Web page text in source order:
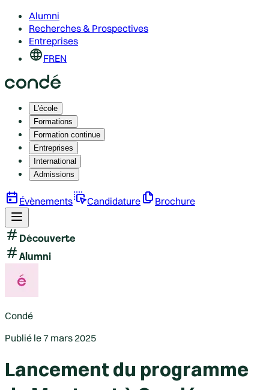
Alumni
Recherches & Prospectives
Entreprises
FREN
L'école
Formations
Formation continue
Entreprises
International
Admissions
Évènements Candidature Brochure
Découverte
Alumni
Condé
Publié le 7 mars 2025
Lancement du programme